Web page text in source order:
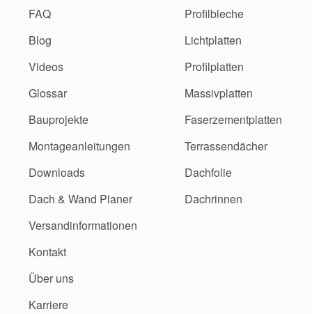
FAQ
Blog
Videos
Glossar
Bauprojekte
Montageanleitungen
Downloads
Dach & Wand Planer
Versandinformationen
Kontakt
Über uns
Karriere
Profilbleche
Lichtplatten
Profilplatten
Massivplatten
Faserzementplatten
Terrassendächer
Dachfolie
Dachrinnen